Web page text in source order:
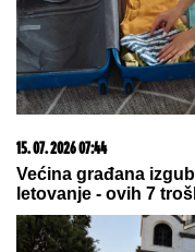
15. 07. 2026 07:44
Većina građana
letovanje - ovih 7